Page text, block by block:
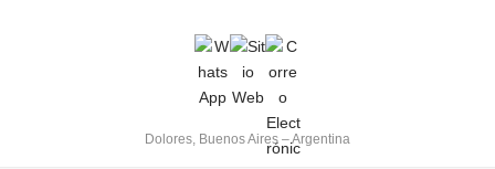
Dolores, Buenos Aires – Argentina